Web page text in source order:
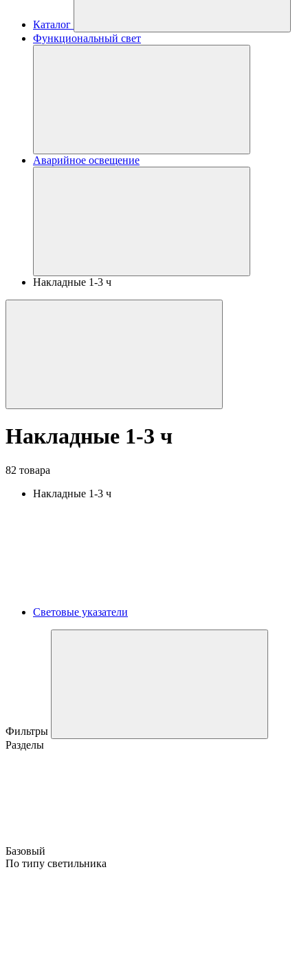
Каталог
Функциональный свет
Аварийное освещение
Накладные 1-3 ч
Накладные 1-3 ч
82 товара
Накладные 1-3 ч
Световые указатели
Фильтры
Разделы
Базовый
По типу светильника